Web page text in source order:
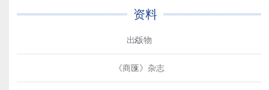
资料
出版物
《商匯》杂志